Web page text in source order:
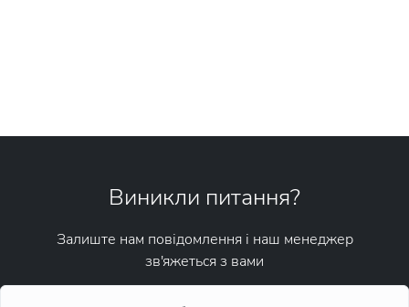
Виникли питання?
Залиште нам повідомлення і наш менеджер
зв'яжеться з вами